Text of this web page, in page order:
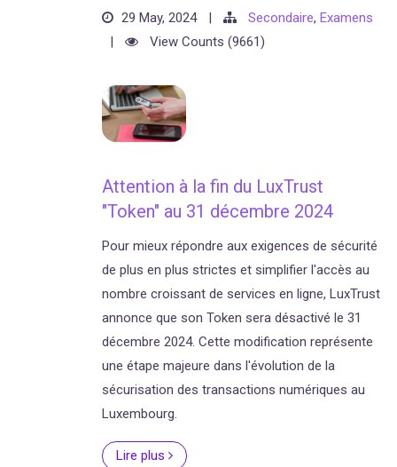
29 May, 2024 | Secondaire, Examens
|
View Counts (9661)
Attention à la fin du LuxTrust
"Token" au 31 décembre 2024
Pour mieux répondre aux exigences de sécurité
de plus en plus strictes et simplifier l'accès au
nombre croissant de services en ligne, LuxTrust
annonce que son Token sera désactivé le 31
décembre 2024. Cette modification représente
une étape majeure dans l'évolution de la
sécurisation des transactions numériques au
Luxembourg.
Lire plus